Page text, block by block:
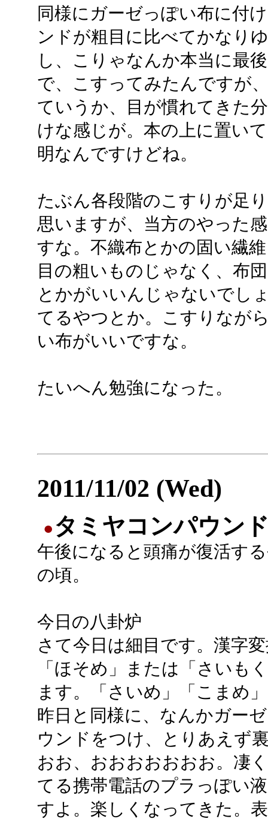
同様にガーゼっぽい布に付
ンドが粗目に比べてかなり
し、こりゃなんか本当に最
で、こすってみたんですが
ていうか、目が慣れてきた
けな感じが。本の上に置い
明なんですけどね。
たぶん各段階のこすりが足
思いますが、当方のやった
すな。不織布とかの固い繊
目の粗いものじゃなく、布
とかがいいんじゃないでし
てるやつとか。こすりなが
い布がいいですな。
たいへん勉強になった。
2011/11/02 (Wed)
●タミヤコンパウン
午後になると頭痛が復活す
の頃。
今日の八卦炉
さて今日は細目です。漢字
「ほそめ」または「さいも
ます。「さいめ」「こまめ
昨日と同様に、なんかガー
ウンドをつけ、とりあえず
おお、おおおおおおお。凄
てる携帯電話のプラっぽい
すよ。楽しくなってきた。